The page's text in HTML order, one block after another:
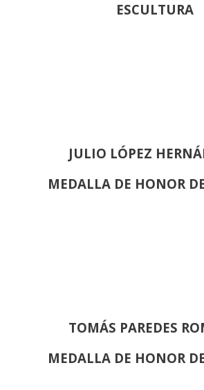
ESCULTURA
JULIO LÓPEZ
MEDALLA DE HONOR
TOMÁS PAREDES
MEDALLA DE HONOR